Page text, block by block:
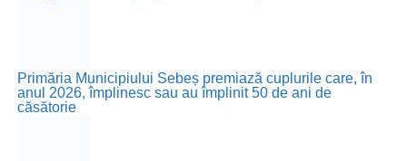
Primăria Municipiului Sebeș premiază cuplurile care, în
anul 2026, împlinesc sau au împlinit 50 de ani de
căsătorie